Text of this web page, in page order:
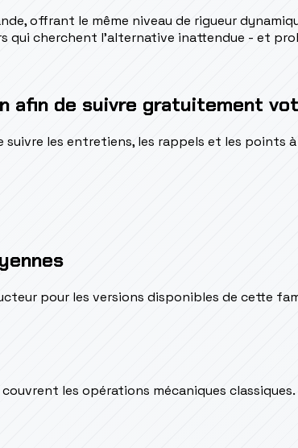
offrant le même niveau de rigueur
qui cherchent l'alternative inattendue - et
afin de suivre gratuitement
les entretiens, les rappels et les points à
pour les versions disponibles de cette
couvrent les opérations mécaniques classiques.